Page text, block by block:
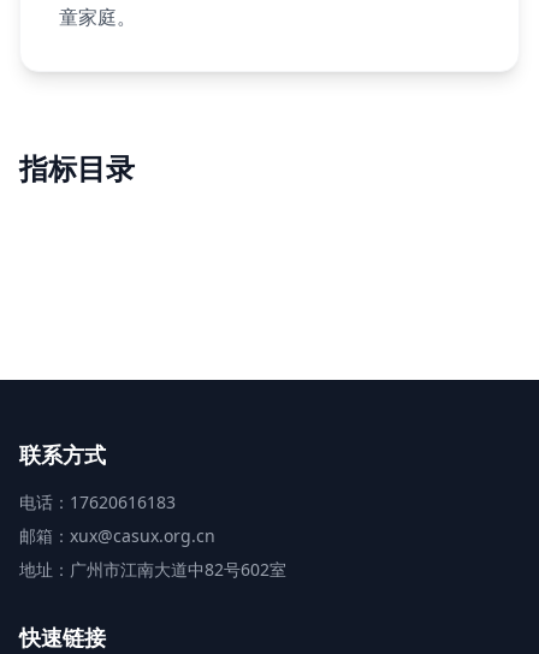
童家庭。
指标目录
联系方式
电话：17620616183
邮箱：xux@casux.org.cn
地址：广州市江南大道中82号602室
快速链接